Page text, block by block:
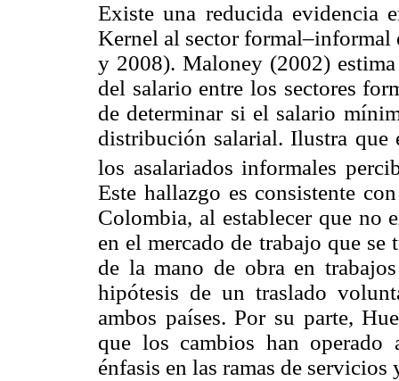
Existe una reducida evidencia
Kernel al sector
y 2008). Maloney (2002)
del salario entre los sectores
de determinar si el salario
distribución salarial. Ilustra que
los asalariados informales
Este hallazgo es consistente
Colombia, al establecer que no
en el mercado de trabajo que
de la mano de obra en
hipótesis de un traslado
ambos países. Por su parte,
que los cambios han
énfasis en las ramas de